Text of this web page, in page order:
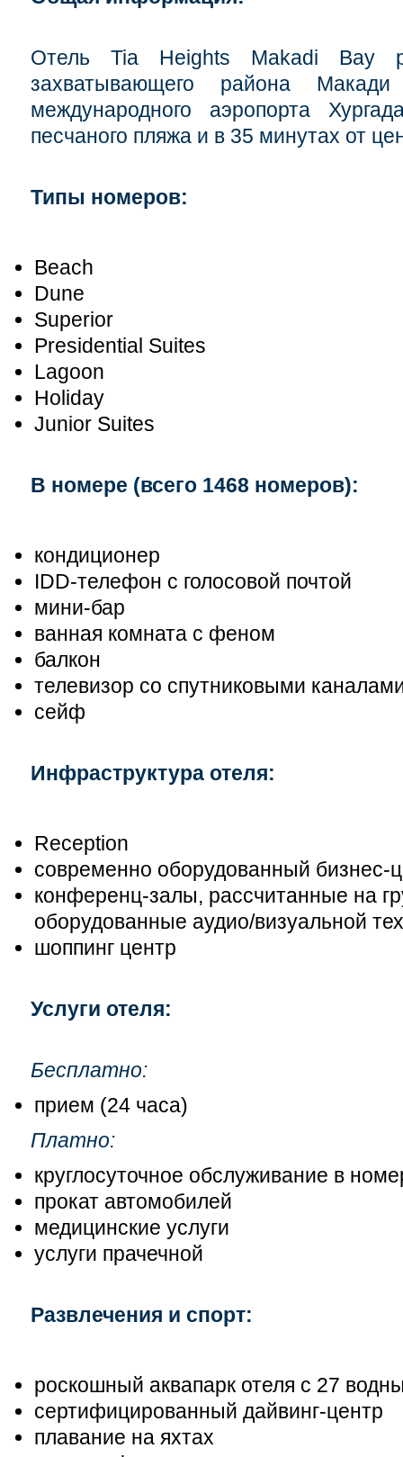
Отель Tia Heights Makadi Bay
захватывающего района
международного аэропорта
песчаного пляжа и в 35 минутах от
Типы номеров:
Beach
Dune
Superior
Presidential Suites
Lagoon
Holiday
Junior Suites
В номере (всего 1468 номеров):
кондиционер
IDD-телефон с голосовой почтой
мини-бар
ванная комната с феном
балкон
телевизор со спутниковыми
сейф
Инфраструктура отеля:
Reception
современно оборудованный бизнес-
конференц-залы, рассчитанные на
оборудованные аудио/визуальной
шоппинг центр
Услуги отеля:
Бесплатно:
прием (24 часа)
Платно:
круглосуточное обслуживание в
прокат автомобилей
медицинские услуги
услуги прачечной
Развлечения и спорт:
роскошный аквапарк отеля с 27
сертифицированный дайвинг-центр
плавание на яхтах